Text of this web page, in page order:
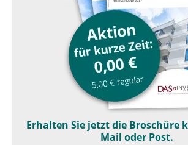
Erhalten Sie jetzt die Broschüre
Mail oder Post.